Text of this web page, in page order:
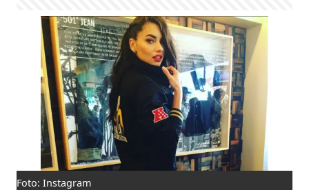
Foto: Instagram